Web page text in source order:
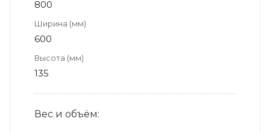
800
Ширина (мм)
600
Высота (мм)
135
Вес и объём: